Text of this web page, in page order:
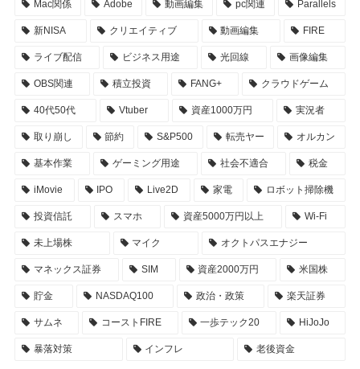
Mac関係 Adobe 動画編集 pc関連 Parallels
新NISA クリエイティブ 動画編集 FIRE
ライブ配信 ビジネス用途 光回線 画像編集
OBS関連 積立投資 FANG+ クラウドゲーム
40代50代 Vtuber 資産1000万円 実況者
取り崩し 節約 S&P500 転売ヤー オルカン
基本作業 ゲーミング用途 社会不適合 税金
iMovie IPO Live2D 家電 ロボット掃除機
投資信託 スマホ 資産5000万円以上 Wi-Fi
未上場株 マイク オクトパスエナジー
マネックス証券 SIM 資産2000万円 米国株
貯金 NASDAQ100 政治・政策 楽天証券
サムネ コーストFIRE 一歩テック20 HiJoJo
暴落対策 インフレ 老後資金